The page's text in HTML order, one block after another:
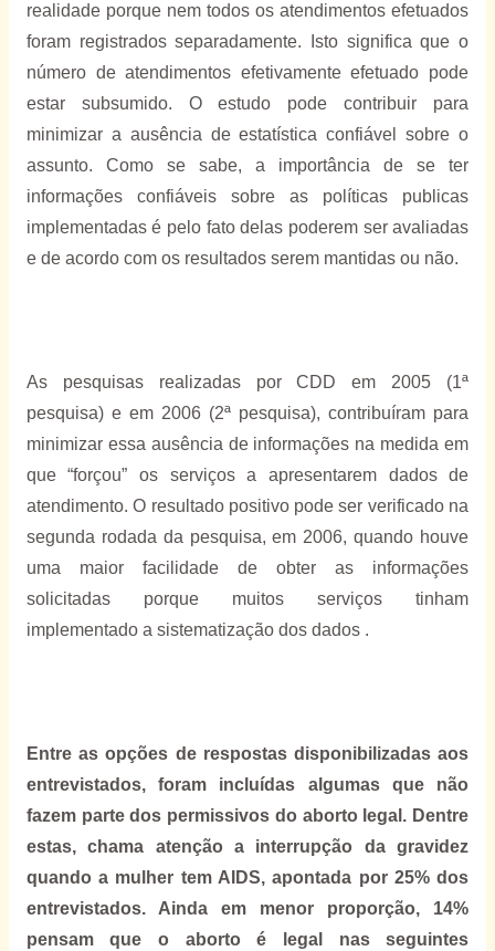
realidade porque nem todos os atendimentos efetuados
foram registrados separadamente. Isto significa que o
número de atendimentos efetivamente efetuado pode
estar subsumido. O estudo pode contribuir para
minimizar a ausência de estatística confiável sobre o
assunto. Como se sabe, a importância de se ter
informações confiáveis sobre as políticas publicas
implementadas é pelo fato delas poderem ser avaliadas
e de acordo com os resultados serem mantidas ou não.
As pesquisas realizadas por CDD em 2005 (1ª
pesquisa) e em 2006 (2ª pesquisa), contribuíram para
minimizar essa ausência de informações na medida em
que “forçou” os serviços a apresentarem dados de
atendimento. O resultado positivo pode ser verificado na
segunda rodada da pesquisa, em 2006, quando houve
uma maior facilidade de obter as informações
solicitadas porque muitos serviços tinham
implementado a sistematização dos dados .
Entre as opções de respostas disponibilizadas aos
entrevistados, foram incluídas algumas que não
fazem parte dos permissivos do aborto legal. Dentre
estas, chama atenção a interrupção da gravidez
quando a mulher tem AIDS, apontada por 25% dos
entrevistados. Ainda em menor proporção, 14%
pensam que o aborto é legal nas seguintes